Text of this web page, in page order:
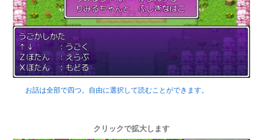
お話は全部で四つ。自由に選択して読むことができます。
クリックで拡大します